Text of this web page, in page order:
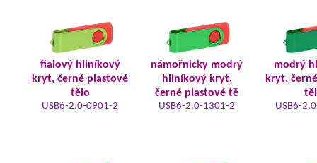
fialový hliníkový
kryt, černé plastové
tělo
USB6-2.0-0901-2
námořnicky modrý
hliníkový kryt,
černé plastové tě
USB6-2.0-1301-2
modrý
kryt,
USB6-